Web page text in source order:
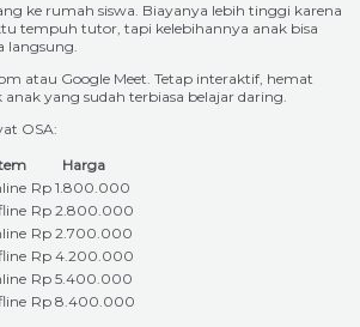
ke rumah siswa. Biayanya lebih tinggi karena
tempuh tutor, tapi kelebihannya anak bisa
langsung.
atau Google Meet. Tetap interaktif, hemat
yang sudah terbiasa belajar daring.
OSA:
Harga
Rp 1.800.000
Rp 2.800.000
Rp 2.700.000
Rp 4.200.000
Rp 5.400.000
Rp 8.400.000